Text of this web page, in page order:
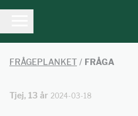
FRÅGEPLANKET / FRÅGA
Tjej, 13 år 2024-03-18